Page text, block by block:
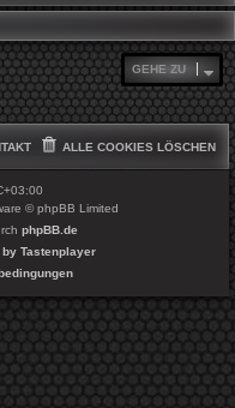
GEHE ZU
ALLE COOKIES LÖSCHEN
© phpBB Limited
phpBB.de
Tastenplayer